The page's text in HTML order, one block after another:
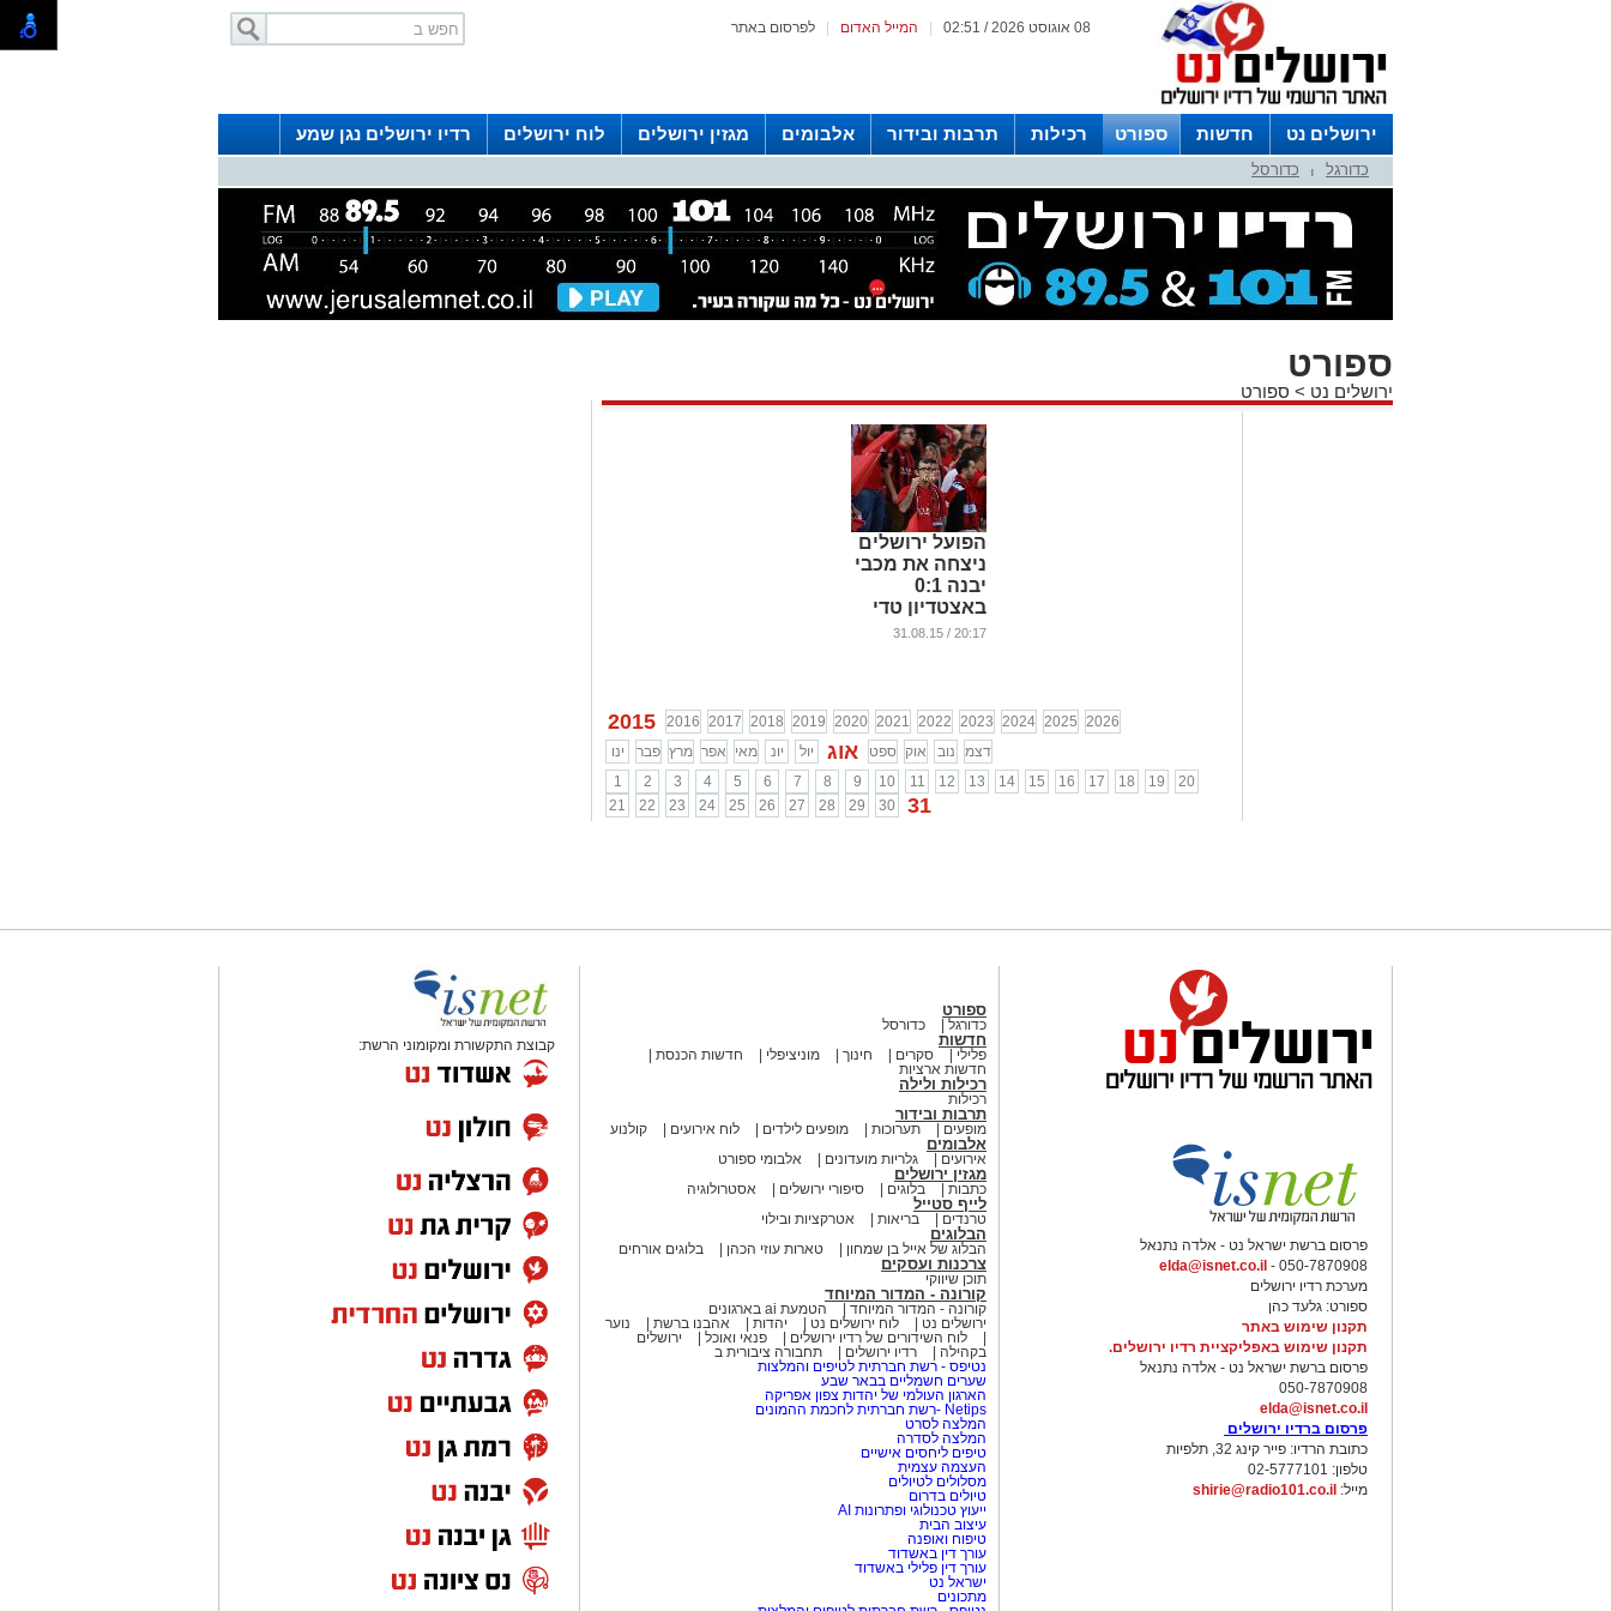
לפרסום באתר המייל האדום 08 אוגוסט 2026 / 02:51
ירושלים נט חדשות ספורט רכילות תרבות ובידור אלבומים מגזין ירושלים לוח ירושלים
רדיו ירושלים נגן שמע
לפרסום ברדיו צרו קשר
כדורגל כדורסל
ספורט
ירושלים נט > ספורט
הפועל ירושלים
ניצחה את מכבי
יבנה 0:1
באצטדיון טדי
...
20:17 / 31.08.15
2015 2016 2017 2018 2019 2020 2021 2022 2023 2024 2025 2026
ינו
פבר מרץ אפר מאי יונ יול אוג ספט אוק נוב
דצמ
1
2 3 4 5 6 7 8 9 10 11 12 13 14 15 16 17 18 19
20
21
22 23 24 25 26 27 28 29 30 31
פרסום ברשת ישראל נט - אלדה נתנאל
050-7870908 -
elda@isnet.co.il
מערכת רדיו ירושלים
ספורט: גלעד כהן
תקנון שימוש באתר
תקנון שימוש באפליקציית רדיו ירושלים.
פרסום ברשת ישראל נט - אלדה נתנאל
050-7870908
elda@isnet.co.il
פרסום ברדיו ירושלים
כתובת הרדיו: פייר קינג 32, תלפיות
טלפון: 02-5777101
מייל: shirie@radio101.co.il
ספורט
כדורגל כדורסל
חדשות
פלילי סקרים חינוך מוניציפלי
חדשות הכנסת
חדשות ארציות
רכילות ולילה
רכילות
תרבות ובידור
מופעים תערוכות מופעים לילדים לוח אירועים קולנוע
אלבומים
אירועים גלריות מועדונים אלבומי ספורט
מגזין ירושלים
כתבות בלוגים סיפורי ירושלים אסטרולוגיה
לייף סטייל
טרנדים בריאות אטרקציות ובילוי
הבלוגים
הבלוג של אייל בן שמחון טארות עוזי הכהן בלוגים אורחים
צרכנות ועסקים
תוכן שיווקי
קורונה - המדור המיוחד
קורונה - המדור המיוחד
הטמעת ai בארגונים
ירושלים נט
לוח ירושלים נט יהדות אהבנו ברשת
נוער
לוח השידורים של רדיו ירושלים
פנאי ואוכל
ירושלים
בקהילה
רדיו ירושלים
תחבורה ציבורית ב
נטיפס - רשת חברתית לטיפים והמלצות
שערים חשמליים בבאר שבע
הארגון העולמי של יהדות צפון אפריקה
Netips -רשת חברתית לחכמת ההמונים
המלצה לסרט
המלצה לסדרה
טיפים ליחסים אישיים
העצמה עצמית
מסלולים לטיולים
טיולים בדרום
ייעוץ טכנולוגי ופתרונות AI
עיצוב הבית
טיפוח ואופנה
עורך דין באשדוד
עורך דין פלילי באשדוד
ישראל נט
מתכונים
קבוצת התקשורת ומקומוני הרשת: